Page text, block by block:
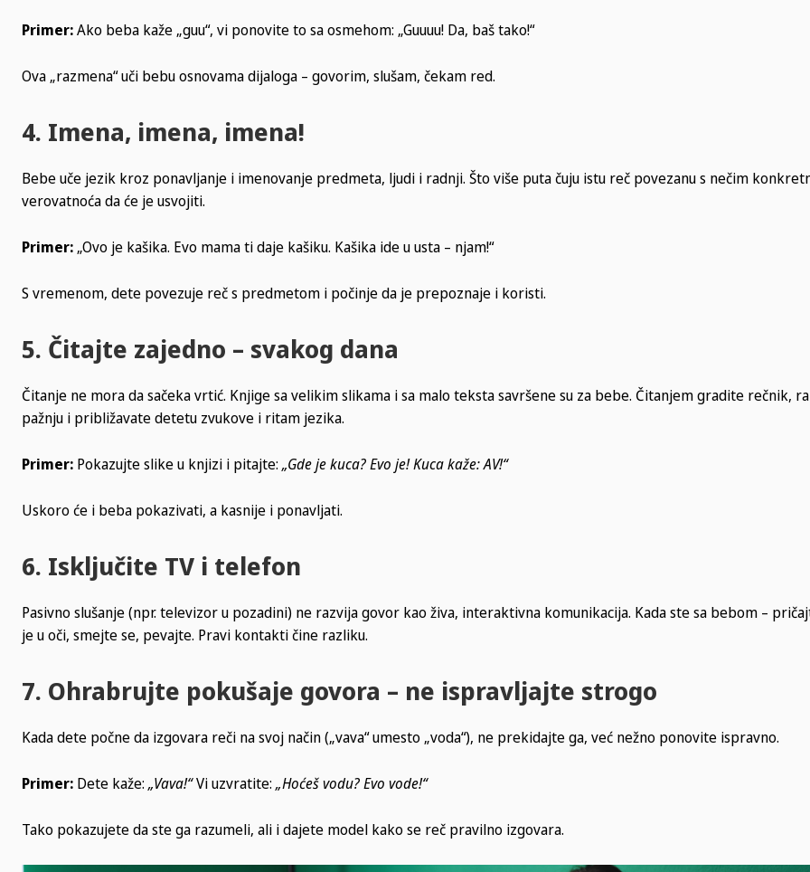
Primer:Ako beba kaže „guu“, vi ponovite to sa osmehom: „Guuuu! Da, baš tako!“
Ova „razmena“ uči bebu osnovama dijaloga – govorim, slušam, čekam red.
4. Imena, imena, imena!
Bebe uče jezik kroz ponavljanje i imenovanje predmeta, ljudi i radnji. Što više puta čuju istu reč povezanu s nečim
verovatnoća da će je usvojiti.
Primer: „Ovo je kašika. Evo mama ti daje kašiku. Kašika ide u usta – njam!“
S vremenom, dete povezuje reč s predmetom i počinje da je prepoznaje i koristi.
5. Čitajte zajedno – svakog dana
Čitanje ne mora da sačeka vrtić. Knjige sa velikim slikama i sa malo teksta savršene su za bebe. Čitanjem gradite rečnik,
pažnju i približavate detetu zvukove i ritam jezika.
Primer: Pokazujte slike u knjizi i pitajte: „Gde je kuca? Evo je! Kuca kaže: AV!“
Uskoro će i beba pokazivati, a kasnije i ponavljati.
6. Isključite TV i telefon
Pasivno slušanje (npr. televizor u pozadini) ne razvija govor kao živa, interaktivna komunikacija. Kada ste sa bebom –
je u oči, smejte se, pevajte. Pravi kontakti čine razliku.
7. Ohrabrujte pokušaje govora – ne ispravljajte strogo
Kada dete počne da izgovara reči na svoj način („vava“ umesto „voda“), ne prekidajte ga, već nežno ponovite ispravno.
Primer: Dete kaže: „Vava!“Vi uzvratite: „Hoćeš vodu? Evo vode!“
Tako pokazujete da ste ga razumeli, ali i dajete model kako se reč pravilno izgovara.